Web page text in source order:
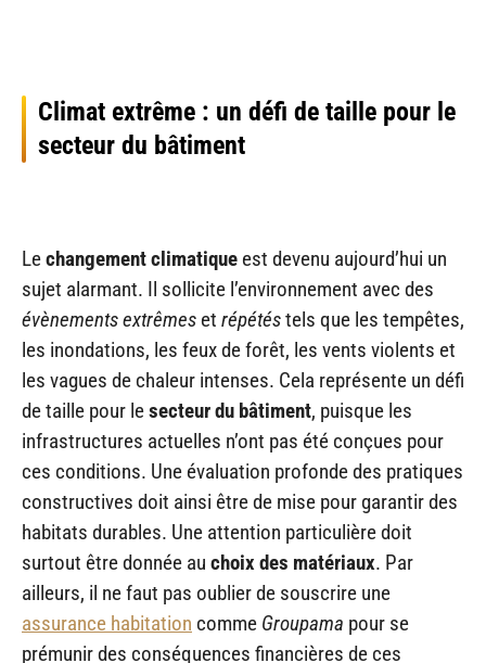
Climat extrême : un défi de taille pour le
secteur du bâtiment
Lechangement climatique est devenu aujourd’hui un
sujet alarmant. Il sollicite l’environnement avec des
évènements extrêmes et répétéstels que les tempêtes,
les inondations, les feux de forêt, les vents violents et
les vagues de chaleur intenses. Cela représente un défi
de taille pour lesecteur du bâtiment, puisque les
infrastructures actuelles n’ont pas été conçues pour
ces conditions. Une évaluation profonde des pratiques
constructives doit ainsi être de mise pour garantir des
habitats durables. Une attention particulière doit
surtout être donnée au choix des matériaux. Par
ailleurs, il ne faut pas oublier de souscrire une
assurance habitation comme Groupama pour se
prémunir des conséquences financières de ces